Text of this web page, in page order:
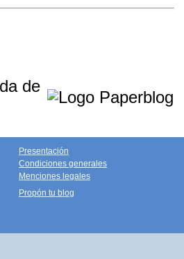
de
Presentación
Condiciones generales
Menciones legales
Propón tu blog